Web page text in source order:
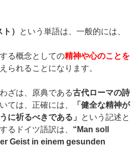
ト） という単語は、一般的には、
る概念としての精神や心のことを
られることになります。
ざは、原典である古代ローマの詩
ては、正確には、
「健全な精神が
に祈るべきである」 という記述と
るドイツ語訳は、 “ Man soll
Geist in einem gesunden